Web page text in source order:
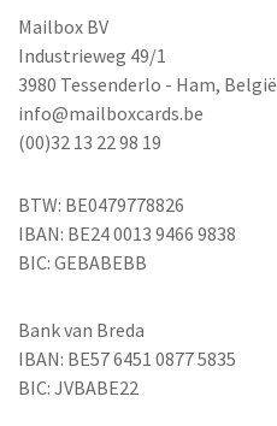
Mailbox BV
Industrieweg 49/1
3980 Tessenderlo - Ham, België
info@mailboxcards.be
(00)32 13 22 98 19
BTW: BE0479778826
IBAN: BE24 0013 9466 9838
BIC: GEBABEBB
Bank van Breda
IBAN: BE57 6451 0877 5835
BIC: JVBABE22